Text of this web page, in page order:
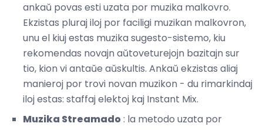
ankaŭ povas esti uzata por muzika malkovro.
Ekzistas pluraj iloj por faciligi muzikan malkovron,
unu el kiuj estas muzika sugesto-sistemo, kiu
rekomendas novajn aŭtoveturejojn bazitajn sur
tio, kion vi antaŭe aŭskultis. Ankaŭ ekzistas aliaj
manieroj por trovi novan muzikon - du rimarkindaj
iloj estas: staffaj elektoj kaj Instant Mix.
Muzika Streamado: la metodo uzata por